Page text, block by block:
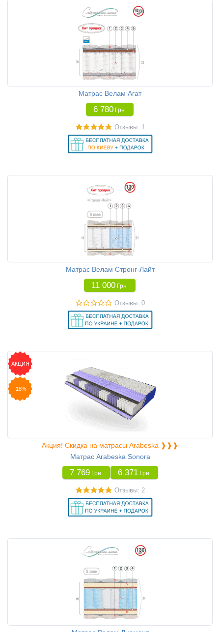
Матрас Велам Агат
6 780 Грн
Отзывы: 1
Матрас Велам Стронг-Лайт
11 000 Грн
Отзывы: 0
АКЦИЯ
-18%
Акция! Скидка на матрасы Arabeska ❱❱❱
Матрас Arabeska Sonora
7 769 Грн 6 371 Грн
Отзывы: 2